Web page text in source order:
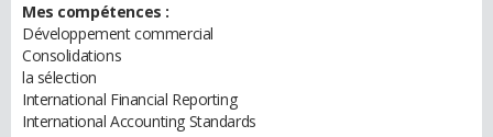
Mes compétences :
Développement commercial
Consolidations
la sélection
International Financial Reporting
International Accounting Standards